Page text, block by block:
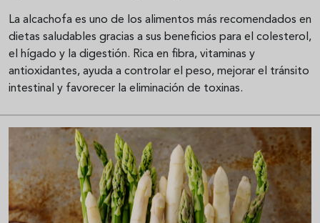
La alcachofa es uno de los alimentos más recomendados en
dietas saludables gracias a sus beneficios para el colesterol,
el hígado y la digestión. Rica en fibra, vitaminas y
antioxidantes, ayuda a controlar el peso, mejorar el tránsito
intestinal y favorecer la eliminación de toxinas.